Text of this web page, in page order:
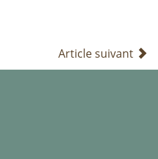
Article suivant